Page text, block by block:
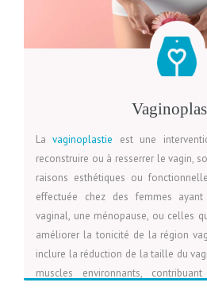
De nombreuses femmes
après la procédure, se sentant plus
leur corps.
Lavaginoplastie est une
reconstruire ou à resserrer le vagin,
raisons esthétiques ou
effectuée chez des femmes
vaginal, une ménopause, ou celles
améliorer la tonicité de la région
inclure la réduction de la taille du
muscles environnants,